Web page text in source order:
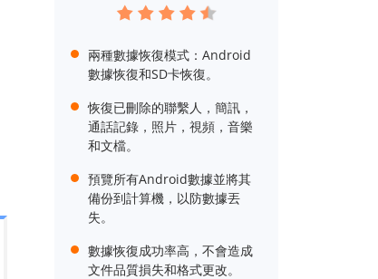
兩種數據恢復模式：Android
數據恢復和SD卡恢復。
恢復已刪除的聯繫人，簡訊，
通話記錄，照片，視頻，音樂
和文檔。
預覽所有Android數據並將其
備份到計算機，以防數據丟
失。
數據恢復成功率高，不會造成
文件品質損失和格式更改。